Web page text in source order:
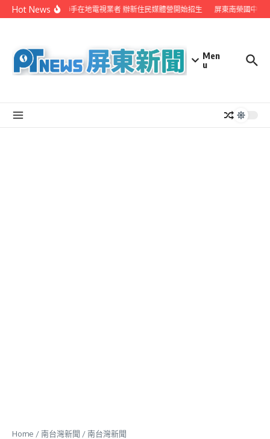
Skip to content
Hot News屏縣府聯手在地電視業者 辦新住民媒體營開始招生 屏東南榮國中赴
Men
u
Home /南台灣新聞 /南台灣新聞